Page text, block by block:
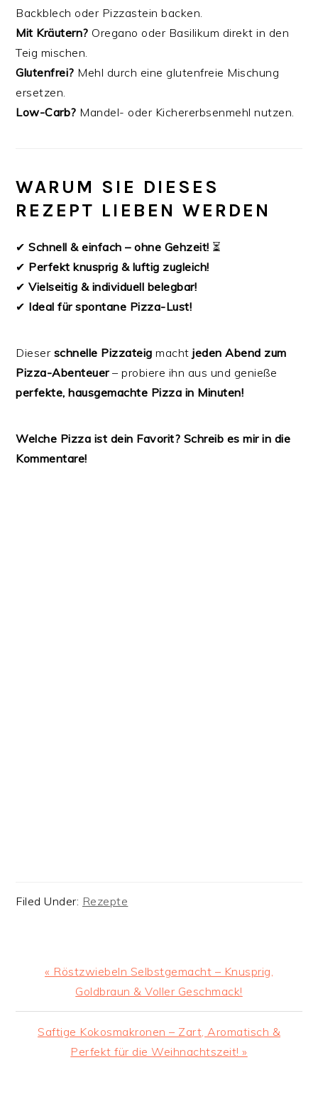
Backblech oder Pizzastein backen.
Mit Kräutern? Oregano oder Basilikum direkt in den
Teig mischen.
Glutenfrei? Mehl durch eine glutenfreie Mischung
ersetzen.
Low-Carb? Mandel- oder Kichererbsenmehl nutzen.
WARUM SIE DIESES
REZEPT LIEBEN WERDEN
✔Schnell & einfach – ohne Gehzeit! ⏳
✔ Perfekt knusprig & luftig zugleich!
✔Vielseitig & individuell belegbar!
✔ Ideal für spontane Pizza-Lust!
Dieser schnelle Pizzateig machtjeden Abend zum
Pizza-Abenteuer– probiere ihn aus und genieße
perfekte, hausgemachte Pizza in Minuten!
Welche Pizza ist dein Favorit? Schreib es mir in die
Kommentare!
Filed Under: Rezepte
Previous
« Röstzwiebeln Selbstgemacht – Knusprig,
Goldbraun & Voller Geschmack!
Next
Saftige Kokosmakronen – Zart, Aromatisch &
Perfekt für die Weihnachtszeit! »